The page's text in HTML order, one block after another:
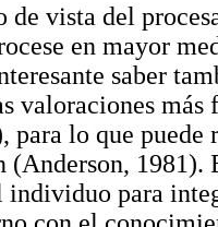
de vista del
en mayor
saber
valoraciones
para lo que
1981).
individuo para